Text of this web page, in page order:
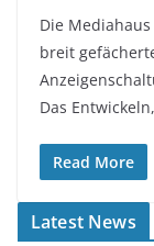
Die
breit
Das Entwickeln,
Read More
Latest News